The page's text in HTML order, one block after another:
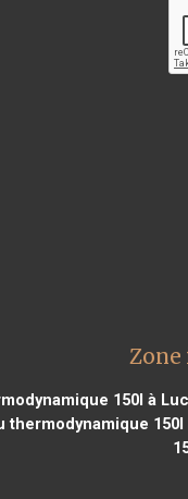
150l à
thermodynamique 150l